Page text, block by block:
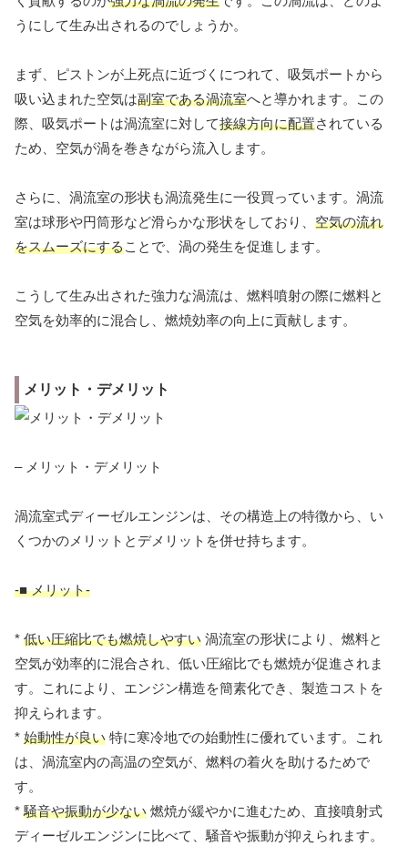
うにして生み出されるのでしょうか。
まず、ピストンが上死点に近づくにつれて、吸気ポートから
吸い込まれた空気は副室である渦流室へと導かれます。この
際、吸気ポートは渦流室に対して接線方向に配置されている
ため、空気が渦を巻きながら流入します。
さらに、渦流室の形状も渦流発生に一役買っています。渦流
室は球形や円筒形など滑らかな形状をしており、 空気の流れ
をスムーズにすることで、渦の発生を促進します。
こうして生み出された強力な渦流は、燃料噴射の際に燃料と
空気を効率的に混合し、燃焼効率の向上に貢献します。
メリット・デメリット
– メリット・デメリット
渦流室式ディーゼルエンジンは、その構造上の特徴から、い
くつかのメリットとデメリットを併せ持ちます。
-■ メリット-
* 低い圧縮比でも燃焼しやすい 渦流室の形状により、燃料と
空気が効率的に混合され、低い圧縮比でも燃焼が促進されま
す。これにより、エンジン構造を簡素化でき、製造コストを
抑えられます。
* 始動性が良い 特に寒冷地での始動性に優れています。これ
は、渦流室内の高温の空気が、燃料の着火を助けるためで
す。
* 騒音や振動が少ない 燃焼が緩やかに進むため、直接噴射式
ディーゼルエンジンに比べて、騒音や振動が抑えられます。